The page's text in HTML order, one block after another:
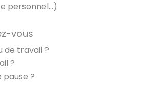
personnel…)
vous
de travail ?
?
?